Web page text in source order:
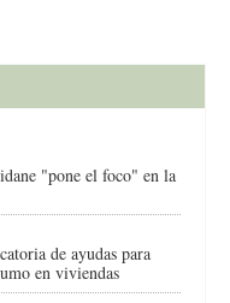
"pone el foco" en la
de ayudas para
en viviendas